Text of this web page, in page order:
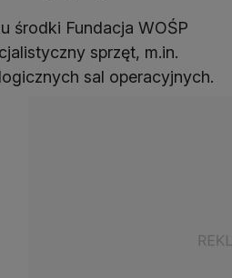
środki Fundacja WOŚP
sprzęt, m.in.
sal operacyjnych.